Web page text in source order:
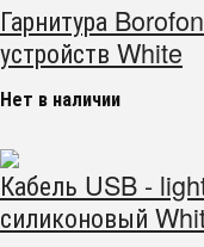
Гарнитура
устройств White
Нет в наличии
Кабель USB -
силиконовый